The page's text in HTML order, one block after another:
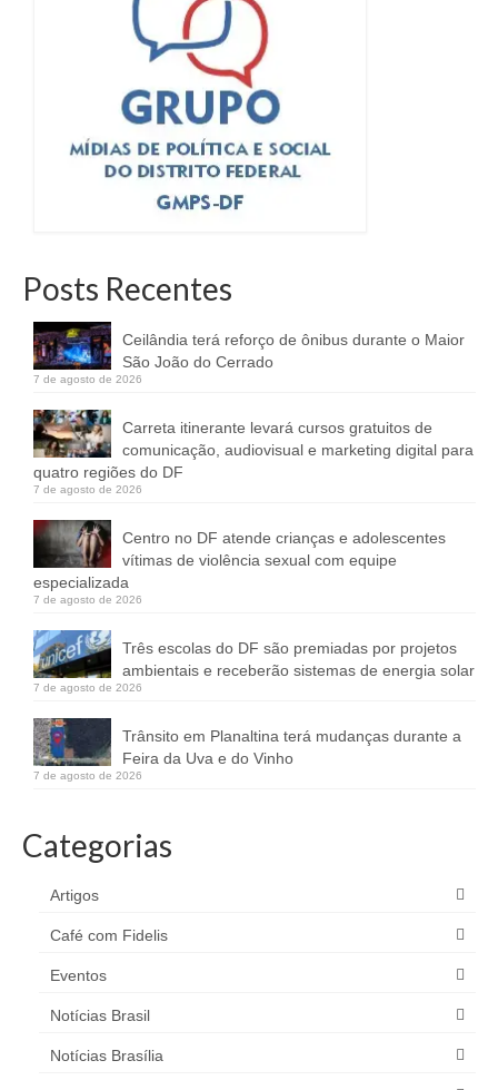
Posts Recentes
Ceilândia terá reforço de ônibus durante o Maior
São João do Cerrado
7 de agosto de 2026
Carreta itinerante levará cursos gratuitos de
comunicação, audiovisual e marketing digital para
quatro regiões do DF
7 de agosto de 2026
Centro no DF atende crianças e adolescentes
vítimas de violência sexual com equipe
especializada
7 de agosto de 2026
Três escolas do DF são premiadas por projetos
ambientais e receberão sistemas de energia solar
7 de agosto de 2026
Trânsito em Planaltina terá mudanças durante a
Feira da Uva e do Vinho
7 de agosto de 2026
Categorias
Artigos
Café com Fidelis
Eventos
Notícias Brasil
Notícias Brasília